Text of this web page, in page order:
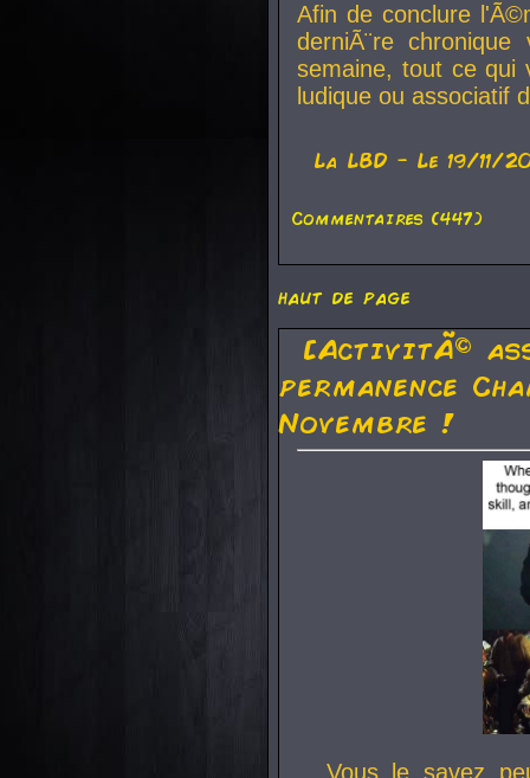
Afin de conclure
derniÃ¨re
semaine, tout ce qui
ludique ou associatif
La LBD - Le 19/11/
Commentaires (447)
haut de page
[ActivitÃ©
permanence
Novembre !
Vous le savez